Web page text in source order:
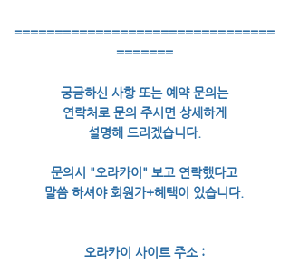
================================
=======
궁금하신 사항 또는 예약 문의는
연락처로 문의 주시면 상세하게
설명해 드리겠습니다.
문의시 "오라카이" 보고 연락했다고
말씀 하셔야 회원가+혜택이 있습니다.
오라카이 사이트 주소 :